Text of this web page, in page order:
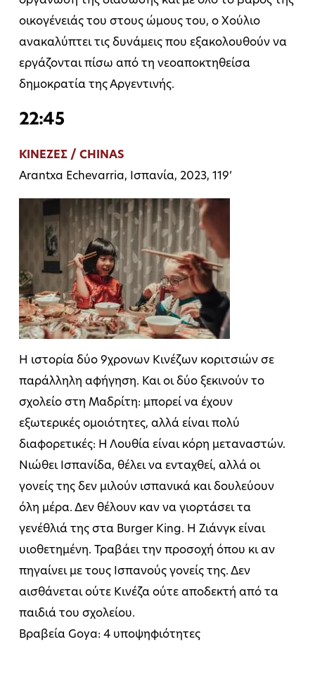
οικογένειάς του στους ώμους του, ο Χούλιο
ανακαλύπτει τις δυνάμεις που εξακολουθούν να
εργάζονται πίσω από τη νεοαποκτηθείσα
δημοκρατία της Αργεντινής.
22:45
ΚΙΝΕΖΕΣ / CHINAS
Arantxa Echevarria, Ισπανία, 2023, 119’
Η ιστορία δύο 9χρονων Κινέζων κοριτσιών σε
παράλληλη αφήγηση. Και οι δύο ξεκινούν το
σχολείο στη Μαδρίτη: μπορεί να έχουν
εξωτερικές ομοιότητες, αλλά είναι πολύ
διαφορετικές: Η Λουθία είναι κόρη μεταναστών.
Νιώθει Ισπανίδα, θέλει να ενταχθεί, αλλά οι
γονείς της δεν μιλούν ισπανικά και δουλεύουν
όλη μέρα. Δεν θέλουν καν να γιορτάσει τα
γενέθλιά της στα Burger King. Η Ζιάνγκ είναι
υιοθετημένη. Τραβάει την προσοχή όπου κι αν
πηγαίνει με τους Ισπανούς γονείς της. Δεν
αισθάνεται ούτε Κινέζα ούτε αποδεκτή από τα
παιδιά του σχολείου.
Βραβεία Goya: 4 υποψηφιότητες